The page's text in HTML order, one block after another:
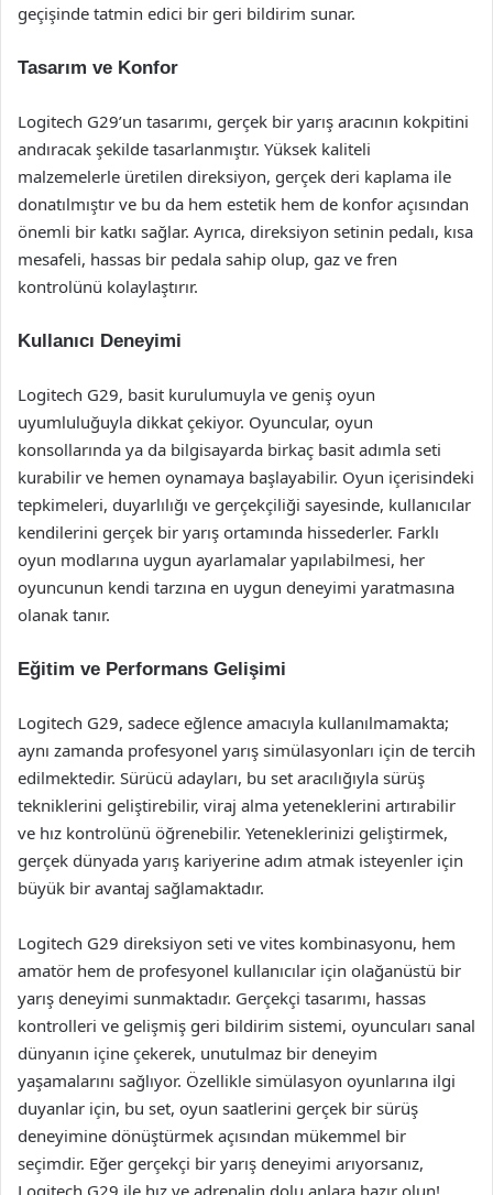
geçişinde tatmin edici bir geri bildirim sunar.
Tasarım ve Konfor
Logitech G29’un tasarımı, gerçek bir yarış aracının kokpitini
andıracak şekilde tasarlanmıştır. Yüksek kaliteli
malzemelerle üretilen direksiyon, gerçek deri kaplama ile
donatılmıştır ve bu da hem estetik hem de konfor açısından
önemli bir katkı sağlar. Ayrıca, direksiyon setinin pedalı, kısa
mesafeli, hassas bir pedala sahip olup, gaz ve fren
kontrolünü kolaylaştırır.
Kullanıcı Deneyimi
Logitech G29, basit kurulumuyla ve geniş oyun
uyumluluğuyla dikkat çekiyor. Oyuncular, oyun
konsollarında ya da bilgisayarda birkaç basit adımla seti
kurabilir ve hemen oynamaya başlayabilir. Oyun içerisindeki
tepkimeleri, duyarlılığı ve gerçekçiliği sayesinde, kullanıcılar
kendilerini gerçek bir yarış ortamında hissederler. Farklı
oyun modlarına uygun ayarlamalar yapılabilmesi, her
oyuncunun kendi tarzına en uygun deneyimi yaratmasına
olanak tanır.
Eğitim ve Performans Gelişimi
Logitech G29, sadece eğlence amacıyla kullanılmamakta;
aynı zamanda profesyonel yarış simülasyonları için de tercih
edilmektedir. Sürücü adayları, bu set aracılığıyla sürüş
tekniklerini geliştirebilir, viraj alma yeteneklerini artırabilir
ve hız kontrolünü öğrenebilir. Yeteneklerinizi geliştirmek,
gerçek dünyada yarış kariyerine adım atmak isteyenler için
büyük bir avantaj sağlamaktadır.
Logitech G29 direksiyon seti ve vites kombinasyonu, hem
amatör hem de profesyonel kullanıcılar için olağanüstü bir
yarış deneyimi sunmaktadır. Gerçekçi tasarımı, hassas
kontrolleri ve gelişmiş geri bildirim sistemi, oyuncuları sanal
dünyanın içine çekerek, unutulmaz bir deneyim
yaşamalarını sağlıyor. Özellikle simülasyon oyunlarına ilgi
duyanlar için, bu set, oyun saatlerini gerçek bir sürüş
deneyimine dönüştürmek açısından mükemmel bir
seçimdir. Eğer gerçekçi bir yarış deneyimi arıyorsanız,
Logitech G29 ile hız ve adrenalin dolu anlara hazır olun!